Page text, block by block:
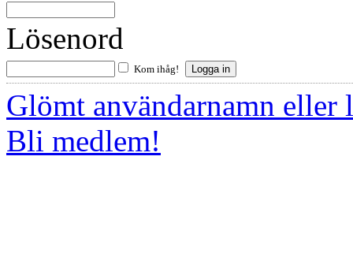
Lösenord
Kom ihåg!
Glömt användarnamn eller
Bli medlem!